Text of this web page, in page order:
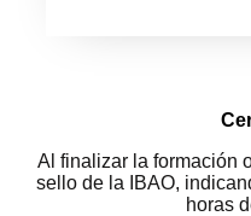
Al finalizar la formación
sello de la IBAO,
horas